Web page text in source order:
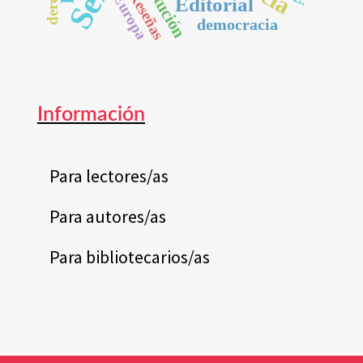
Editorial
democracia
Reseñas
Europa
Información
Para lectores/as
Para autores/as
Para bibliotecarios/as